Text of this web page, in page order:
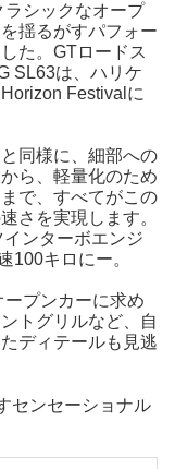
シックなオープ
揺るがすパフォー
た。GTロードス
SL63は、ハリケ
Festivalに
同様に、細部への
ら、軽量化のため
で、すべてがこの
さを実現します。
ンターボエンジ
100キロにー。
プンカーに求め
トグリルなど、自
ディテールも見逃
センセーショナル